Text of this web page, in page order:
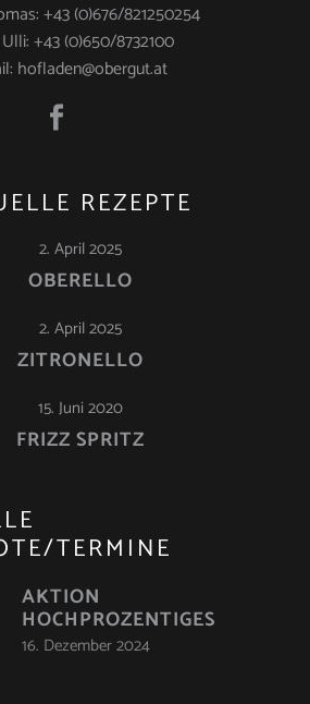
+43 (0)676/821250254
+43 (0)650/8732100
hofladen@obergut.at
REZEPTE
2. April 2025
OBERELLO
2. April 2025
ZITRONELLO
15. Juni 2020
FRIZZ SPRITZ
TERMINE
AKTION
HOCHPROZENTIGES
16. Dezember 2024